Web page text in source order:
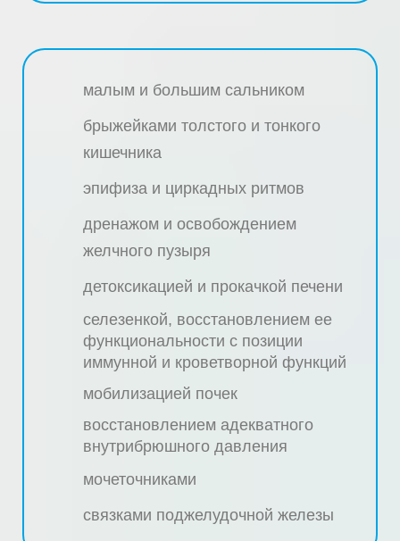
малым и большим сальником
брыжейками толстого и тонкого
кишечника
эпифиза и циркадных ритмов
дренажом и освобождением
желчного пузыря
детоксикацией и прокачкой печени
селезенкой, восстановлением ее
функциональности с позиции
иммунной и кроветворной функций
мобилизацией почек
восстановлением адекватного
внутрибрюшного давления
мочеточниками
связками поджелудочной железы